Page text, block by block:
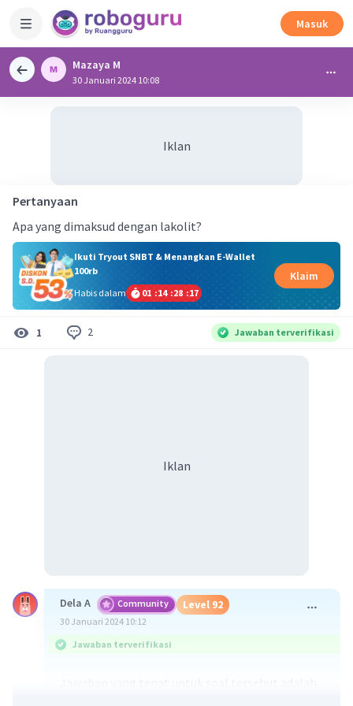
Masuk
Mazaya M
30 Januari 2024 10:08
Iklan
Pertanyaan
Apa yang dimaksud dengan lakolit?
Ikuti Tryout SNBT & Menangkan E-Wallet
100rb
Habis dalam
01 :14 :28 :16
Klaim
1 2 Jawaban terverifikasi
Iklan
Dela A Community Level 92
30 Januari 2024 10:12
Jawaban terverifikasi